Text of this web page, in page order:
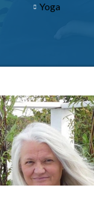
Yoga